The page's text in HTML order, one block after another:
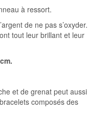
à ressort.
de ne pas s’oxyder.
tout leur brillant et leur
et de grenat peut aussi
composés des